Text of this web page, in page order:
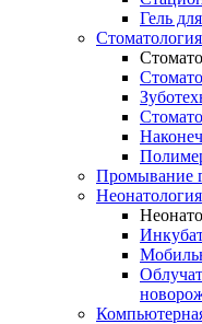
Гель
Стоматология
Промывание
Неонатология